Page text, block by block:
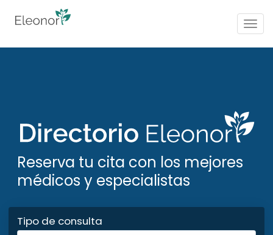
Reserva tu cita con los mejores
médicos y especialistas
Tipo de consulta